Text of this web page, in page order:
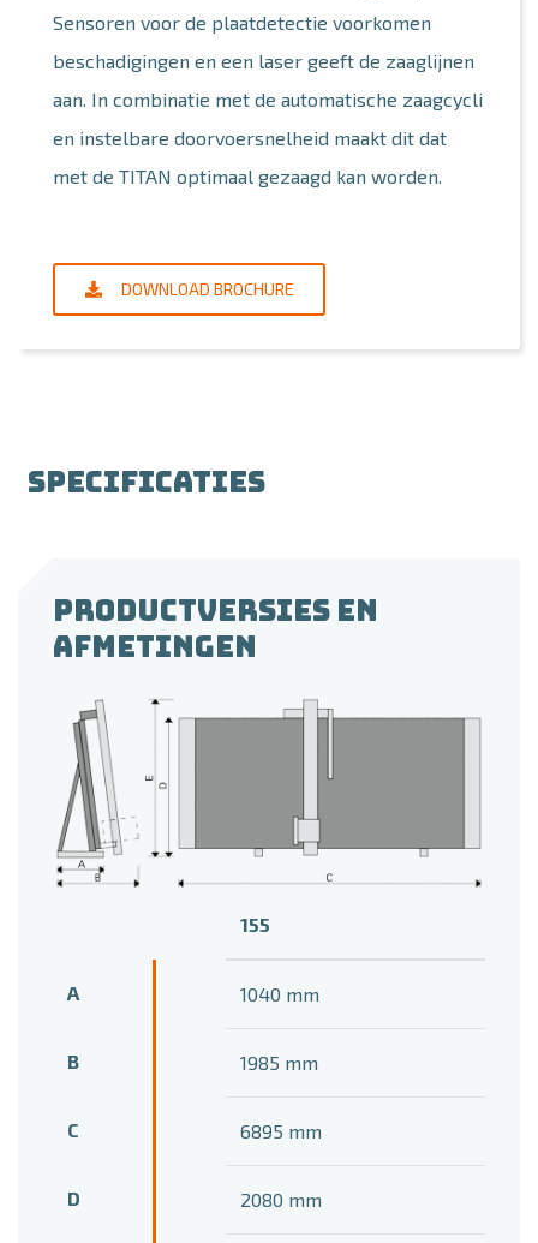
Sensoren voor de plaatdetectie voorkomen
beschadigingen en een laser geeft de zaaglijnen
aan. In combinatie met de automatische zaagcycli
en instelbare doorvoersnelheid maakt dit dat
met de TITAN optimaal gezaagd kan worden.
DOWNLOAD BROCHURE
SPECIFICATIES
PRODUCTVERSIES EN
AFMETINGEN
155
A 1040 mm
B 1985 mm
C 6895 mm
D 2080 mm